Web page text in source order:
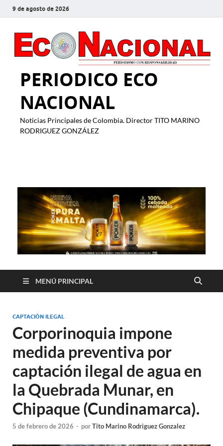
9 de agosto de 2026
PERIODICO ECO
NACIONAL
Noticias Principales de Colombia. Director TITO MARINO
RODRIGUEZ GONZÁLEZ
MENÚ PRINCIPAL
CAPTACIÓN ILEGAL
Corporinoquia impone
medida preventiva por
captación ilegal de agua en
la Quebrada Munar, en
Chipaque (Cundinamarca).
5 de febrero de 2026 - porTito Marino Rodriguez Gonzalez